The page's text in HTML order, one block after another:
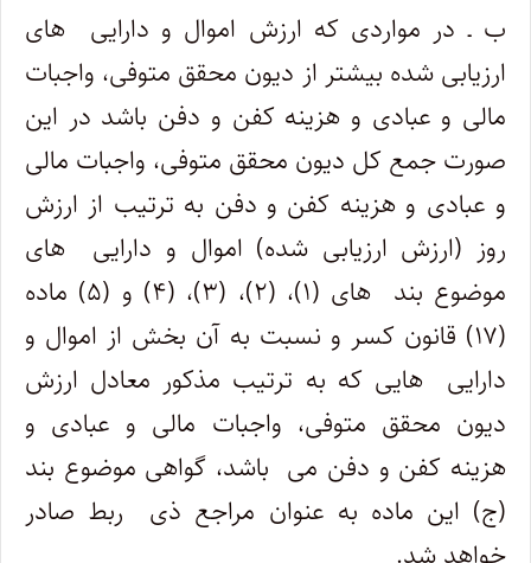
ب ـ در مواردی که ارزش اموال و دارایی ‎ های
ارزیابی شده بیشتر از دیون محقق متوفی، واجبات
مالی و عبادی و هزینه کفن و دفن باشد در این
صورت جمع کل دیون محقق متوفی، واجبات مالی
و عبادی و هزینه کفن و دفن به ترتیب از ارزش
روز (ارزش ارزیابی شده) اموال و دارایی ‎ های
موضوع بند ‎ های (۱)، (۲)، (۳)، (۴) و (۵) ماده
(۱۷) قانون کسر و نسبت به آن بخش از اموال و
دارایی ‎ هایی که به ترتیب مذکور معادل ارزش
دیون محقق متوفی، واجبات مالی و عبادی و
هزینه کفن و دفن می ‎ باشد، گواهی موضوع بند
(ج) این ماده به عنوان مراجع ذی ‎ ربط صادر